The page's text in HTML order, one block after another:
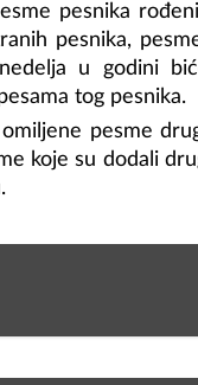
pesnika
pesnika,
u godini
tog pesnika.
pesme
koje su dodali